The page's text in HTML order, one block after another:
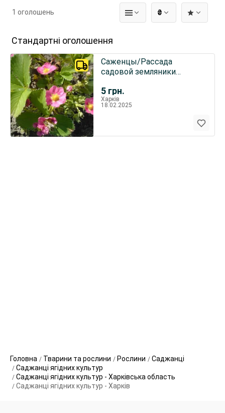
₴
1 оголошень
Стандартні оголошення
5 грн.
Саженцы/Рассада
садовой земляники
Бьюти и др
Харків
18.02.2025
Головна Тварини та рослини Рослини
Саджанці
Саджанці ягідних культур
Саджанці ягідних культур - Харківська область
Саджанці ягідних культур - Харків